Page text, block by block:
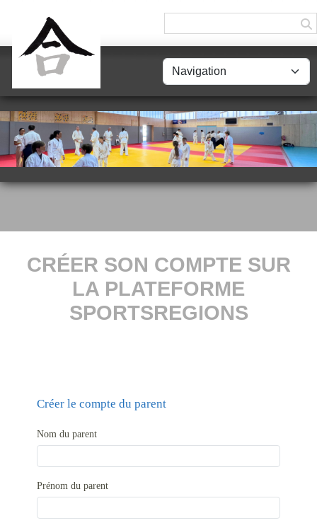
CRÉER SON COMPTE SUR
LA PLATEFORME
SPORTSREGIONS
Créer le compte du parent
Nom du parent
Prénom du parent